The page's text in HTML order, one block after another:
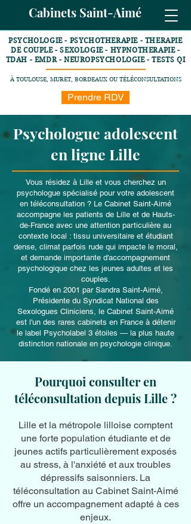
Cabinets Saint-Aimé
PSYCHOLOGIE - PSYCHOTHERAPIE - THERAPIE
DE COUPLE - SEXOLOGIE - HYPNOTHERAPIE -
TDAH - EMDR - NEUROPSYCHOLOGIE - TESTS QI
À TOULOUSE, MURET, BORDEAUX OU TÉLÉCONSULTATIONS
Prendre RDV
Psychologue adolescent
en ligne Lille
Vous résidez à Lille et vous cherchez un
psychologue spécialisé pour votre adolescent
en téléconsultation ? Le Cabinet Saint-Aimé
accompagne les patients de Lille et de Hauts-
de-France avec une attention particulière au
contexte local : tissu universitaire et étudiant
dense, climat parfois rude qui impacte le moral,
et demande importante d'accompagnement
psychologique chez les jeunes adultes et les
couples.
Fondé en 2001 par Sandra Saint-Aimé,
Présidente du Syndicat National des
Sexologues Cliniciens, le Cabinet Saint-Aimé
est l'un des rares cabinets en France à détenir
le label Psycholabel 3 étoiles — la plus haute
distinction nationale en psychologie clinique.
Pourquoi consulter en
téléconsultation depuis Lille ?
Lille et la métropole lilloise comptent
une forte population étudiante et de
jeunes actifs particulièrement exposés
au stress, à l'anxiété et aux troubles
dépressifs saisonniers. La
téléconsultation au Cabinet Saint-Aimé
offre un accompagnement adapté à ces
enjeux.